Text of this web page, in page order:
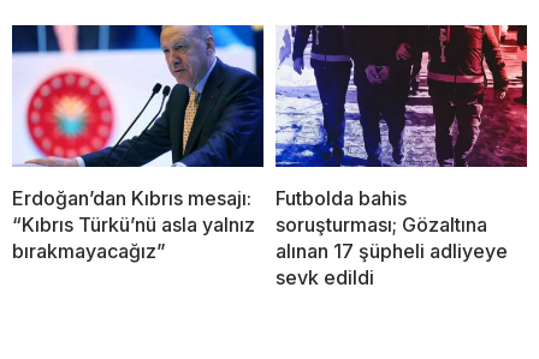
Erdoğan’dan Kıbrıs mesajı:
“Kıbrıs Türkü’nü asla yalnız
bırakmayacağız”
Futbolda bahis
soruşturması; Gözaltına
alınan 17 şüpheli adliyeye
sevk edildi